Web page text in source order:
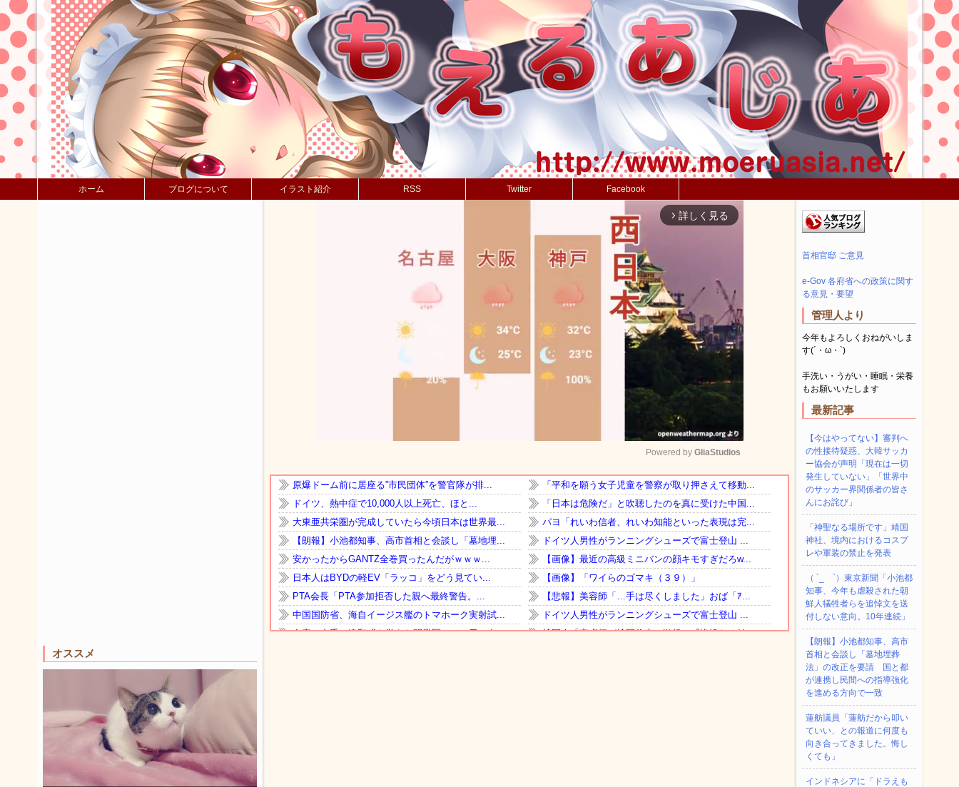
ホーム ブログについて イラスト紹介 RSS Twitter Facebook
オススメ
arrow_forward_ios 詳しく見る
Mute
Powered by GliaStudios
首相官邸 ご意見
e-Gov 各府省への政策に関す
る意見・要望
管理人より
今年もよろしくおねがいしま
す(´・ω・`)
手洗い・うがい・睡眠・栄養
もお願いいたします
最新記事
【今はやってない】審判へ
の性接待疑惑、大韓サッカ
ー協会が声明「現在は一切
発生していない」「世界中
のサッカー界関係者の皆さ
んにお詫び」
「神聖なる場所です」靖国
神社、境内におけるコスプ
レや軍装の禁止を発表
（ ´_ゝ`）東京新聞「小池都
知事、今年も虐殺された朝
鮮人犠牲者らを追悼文を送
付しない意向。10年連続」
【朗報】小池都知事、高市
首相と会談し「墓地埋葬
法」の改正を要請 国と都
が連携し民間への指導強化
を進める方向で一致
蓮舫議員「蓮舫だから叩い
ていい、との報道に何度も
向き合ってきました。悔し
くても」
インドネシアに「ドラえも